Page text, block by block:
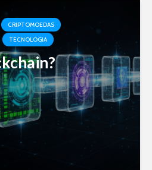
CRIPTOMOEDAS
TECNOLOGIA